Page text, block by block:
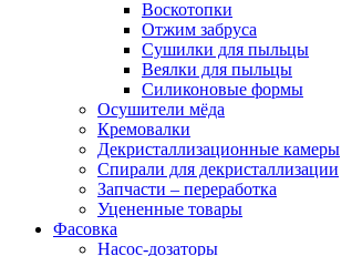
Воскотопки
Отжим забруса
Сушилки для пыльцы
Веялки для пыльцы
Силиконовые формы
Осушители мёда
Кремовалки
Декристаллизационные камеры
Спирали для декристаллизации
Запчасти – переработка
Уцененные товары
Фасовка
Насос-дозаторы